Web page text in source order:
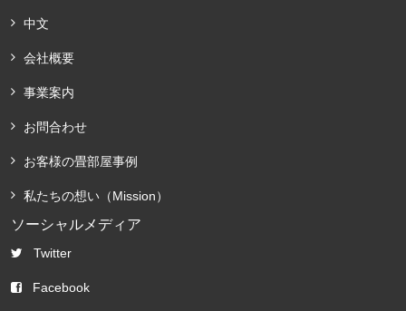
中文
会社概要
事業案内
お問合わせ
お客様の畳部屋事例
私たちの想い（Mission）
ソーシャルメディア
Twitter
Facebook